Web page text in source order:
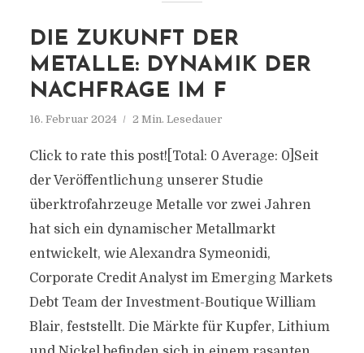
DIE ZUKUNFT DER
METALLE: DYNAMIK DER
NACHFRAGE IM F
16. Februar 2024 2 Min. Lesedauer
Click to rate this post![Total: 0 Average: 0]Seit
der Veröffentlichung unserer Studie
überktrofahrzeuge Metalle vor zwei Jahren
hat sich ein dynamischer Metallmarkt
entwickelt, wie Alexandra Symeonidi,
Corporate Credit Analyst im Emerging Markets
Debt Team der Investment-Boutique William
Blair, feststellt. Die Märkte für Kupfer, Lithium